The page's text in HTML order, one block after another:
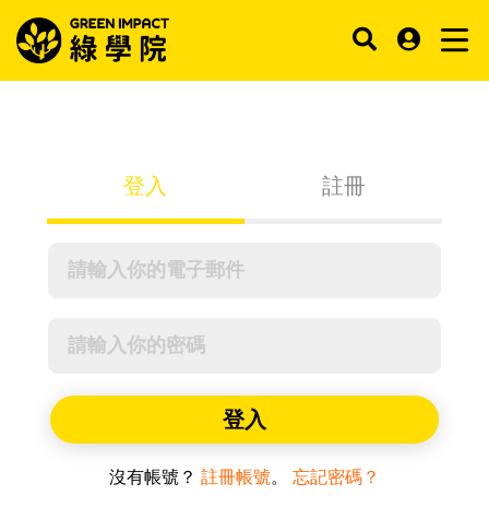
登入 註冊
登入
沒有帳號？ 註冊帳號。 忘記密碼？